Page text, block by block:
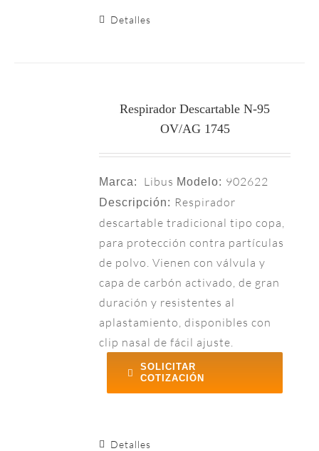
Detalles
Respirador Descartable N-95
OV/AG 1745
Marca: Libus Modelo: 902622
Descripción: Respirador
descartable tradicional tipo copa,
para protección contra partículas
de polvo. Vienen con válvula y
capa de carbón activado, de gran
duración y resistentes al
aplastamiento, disponibles con
clip nasal de fácil ajuste.
SOLICITAR
COTIZACIÓN
Detalles